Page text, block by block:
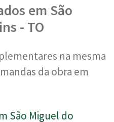
em São
- TO
na mesma
da obra em
São Miguel do